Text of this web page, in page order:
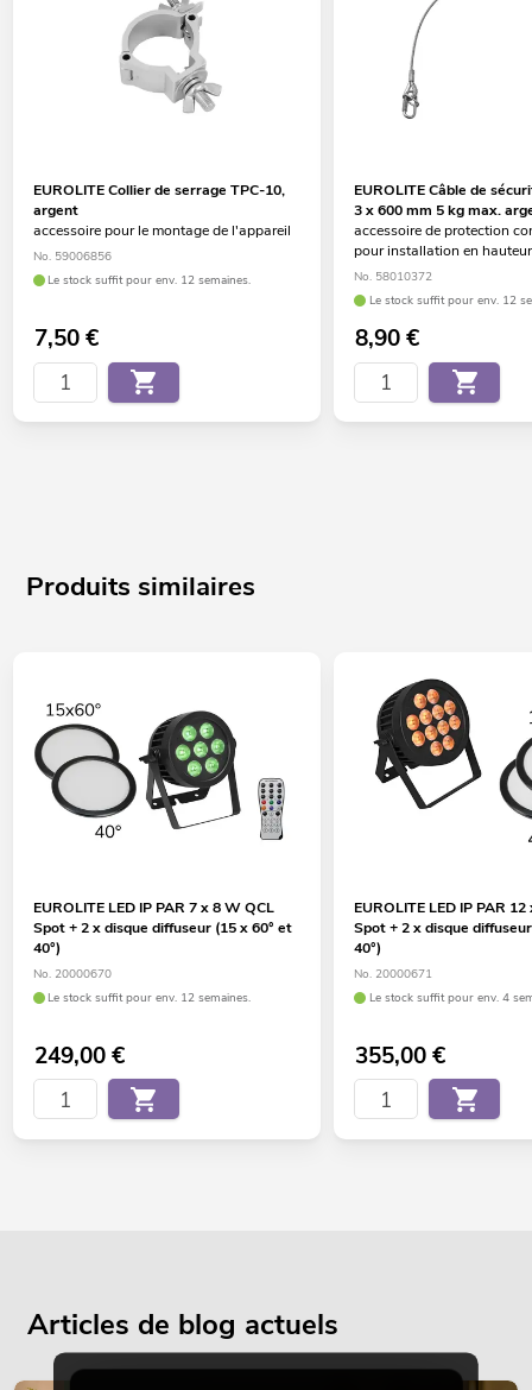
EUROLITE Collier de serrage TPC-10,
argent
accessoire pour le montage de l'appareil
No. 59006856
Le stock suffit pour env. 12 semaines.
7,50€
EUROLITE Câble de
3 x 600 mm 5 kg max.
accessoire de protection
pour installation en hauteur
No. 58010372
Le stock suffit pour env. 12
8,90€
Produits similaires
EUROLITE LED IP PAR 7 x 8 W QCL
Spot + 2 x disque diffuseur (15 x 60° et
40°)
No. 20000670
Le stock suffit pour env. 12 semaines.
249,00€
EUROLITE LED IP PAR
Spot + 2 x disque
40°)
No. 20000671
Le stock suffit pour env. 4
355,00€
Articles de blog actuels